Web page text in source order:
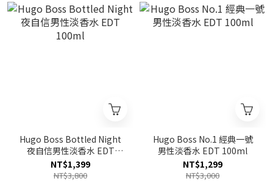
Hugo Boss Bottled Night
夜自信男性淡香水 EDT
100ml
NT$1,399
NT$3,800
Hugo Boss No.1 經典一號
男性淡香水 EDT 100ml
NT$1,299
NT$3,000